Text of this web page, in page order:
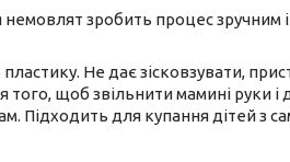
зробить процес зручним
Не дає зісковзувати,
щоб звільнити мамині руки і
Підходить для купання дітей з